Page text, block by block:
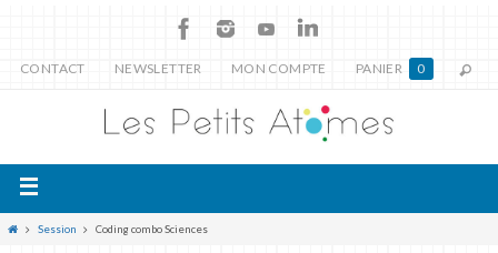
CONTACT NEWSLETTER MON COMPTE PANIER 0
Session Coding combo Sciences